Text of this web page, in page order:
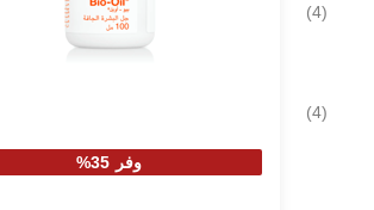
وفر 35%
4قطع
4قطع